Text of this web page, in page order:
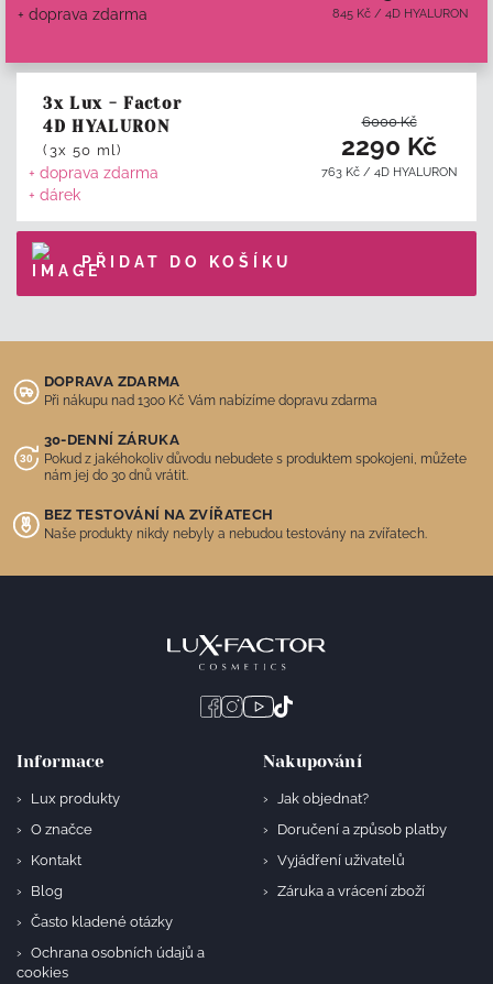
+ doprava zdarma 845 Kč / 4D HYALURON
3x Lux - Factor
4D HYALURON
(3x 50 ml)
+ doprava zdarma
+ dárek
6000 Kč
2290 Kč
763 Kč / 4D HYALURON
PŘIDAT DO KOŠÍKU
DOPRAVA ZDARMA
Při nákupu nad 1300 Kč Vám nabízíme dopravu zdarma
30-DENNÍ ZÁRUKA
Pokud z jakéhokoliv důvodu nebudete s produktem spokojeni, můžete
nám jej do 30 dnů vrátit.
BEZ TESTOVÁNÍ NA ZVÍŘATECH
Naše produkty nikdy nebyly a nebudou testovány na zvířatech.
Informace
Lux produkty
O značce
Kontakt
Blog
Často kladené otázky
Ochrana osobních údajů a
cookies
Nakupování
Jak objednat?
Doručení a způsob platby
Vyjádření uživatelů
Záruka a vrácení zboží